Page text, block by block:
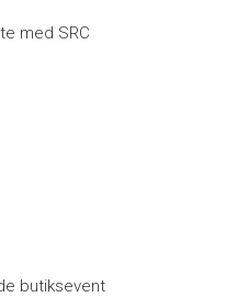
med SRC
butiksevent